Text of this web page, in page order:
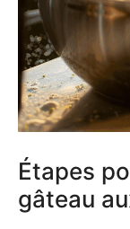
Étapes
gâteau